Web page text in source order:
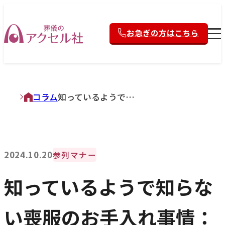
お急ぎの方はこちら
コラム 知っているようで知らない喪服のお手入れ事情：着物編
2024.10.20参列マナー
知っているようで知らな
い喪服のお手入れ事情：